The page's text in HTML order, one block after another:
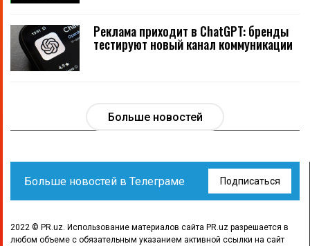
Реклама приходит в ChatGPT: бренды
тестируют новый канал коммуникации
Больше новостей
Больше новостей в Телеграме Подписаться
2022 © PR.uz. Использование материалов сайта PR.uz разрешается в
любом объеме с обязательным указанием активной ссылки на сайт